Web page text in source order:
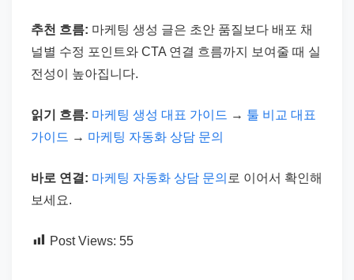
추천 흐름: 마케팅 생성 글은 초안 품질보다 배포 채
널별 수정 포인트와 CTA 연결 흐름까지 보여줄 때 실
전성이 높아집니다.
읽기 흐름: 마케팅 생성 대표 가이드 → 툴 비교 대표
가이드 → 마케팅 자동화 상담 문의
바로 연결: 마케팅 자동화 상담 문의 로 이어서 확인해
보세요.
Post Views: 55